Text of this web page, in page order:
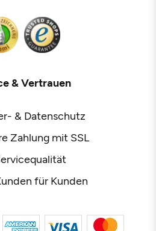
& Vertrauen
& Datenschutz
Zahlung mit SSL
für Kunden